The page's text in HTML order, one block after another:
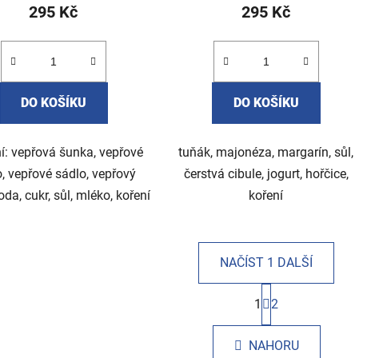
295 Kč
DO KOŠÍKU
vepřová šunka, vepřové
vepřové sádlo, vepřový
cukr, sůl, mléko, koření
295 Kč
DO KOŠÍKU
tuňák, majonéza, margarín, sůl,
čerstvá cibule, jogurt, hořčice,
koření
O
v
l
NAČÍST 1 DALŠÍ
S
t
r
á
n
1 2
NAHORU